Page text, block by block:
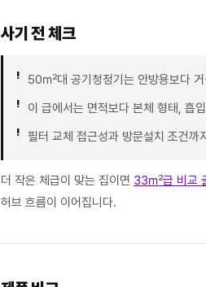
사기 전 체크
50㎡대 공기청정기는 안방용보다
이 급에서는 면적보다 본체 형태, 흡
필터 교체 접근성과 방문설치 조건까
더 작은 체급이 맞는 집이면 33㎡급 비교
허브 흐름이 이어집니다.